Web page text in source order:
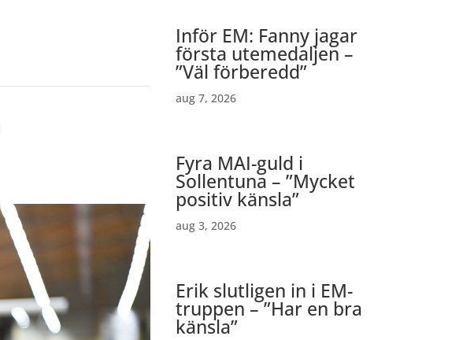
Inför EM: Fanny jagar
första utemedaljen –
”Väl förberedd”
aug 7, 2026
Fyra MAI-guld i
Sollentuna – ”Mycket
positiv känsla”
aug 3, 2026
Erik slutligen in i EM-
truppen – ”Har en bra
känsla”